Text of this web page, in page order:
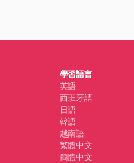
學習語言
英語
西班牙語
日語
韓語
越南語
繁體中文
簡體中文